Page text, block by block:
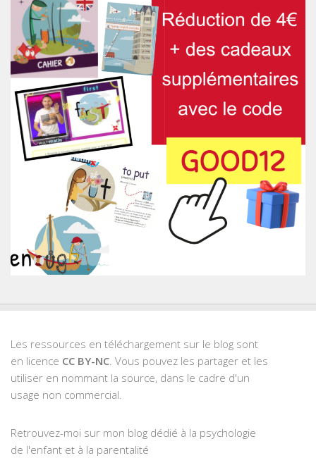
Les ressources en téléchargement sur le blog sont
en licence CC BY-NC. Vous pouvez les partager et les
utiliser en nommant la source, dans le cadre d'un
usage non commercial.
Retrouvez-moi sur mon blog dédié à la psychologie
de l'enfant et à la parentalité